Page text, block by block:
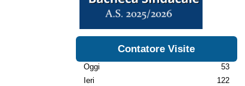
Contatore Visite
Oggi
53
Ieri
122